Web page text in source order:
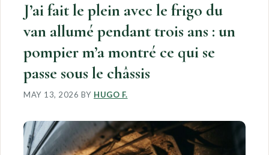
J’ai fait le plein avec le frigo du
van allumé pendant trois ans : un
pompier m’a montré ce qui se
passe sous le châssis
MAY 13, 2026 BY HUGO F.